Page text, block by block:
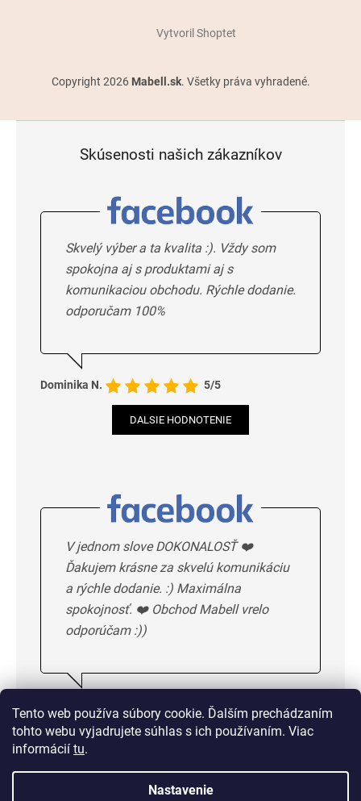
Tento web používa súbory cookie. Ďalším prechádzaním
tohto webu vyjadrujete súhlas s ich používaním. Viac
informácií tu.
Nastavenie
Vytvoril Shoptet
Copyright 2026 Mabell.sk. Všetky práva vyhradené.
Skúsenosti našich zákazníkov
Skvelý výber a ta kvalita :). Vždy som
spokojna aj s produktami aj s
komunikaciou obchodu. Rýchle dodanie.
odporučam 100%
Dominika N. 5/5
DALSIE HODNOTENIE
V jednom slove DOKONALOSŤ ❤️
Ďakujem krásne za skvelú komunikáciu
a rýchle dodanie. :) Maximálna
spokojnosť. ❤️ Obchod Mabell vrelo
odporúčam :))
DALSIE HODNOTENIE